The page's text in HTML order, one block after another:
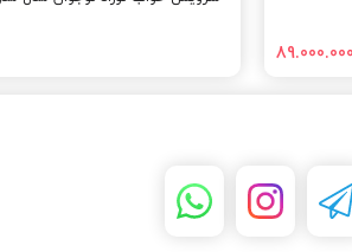
89.000.000